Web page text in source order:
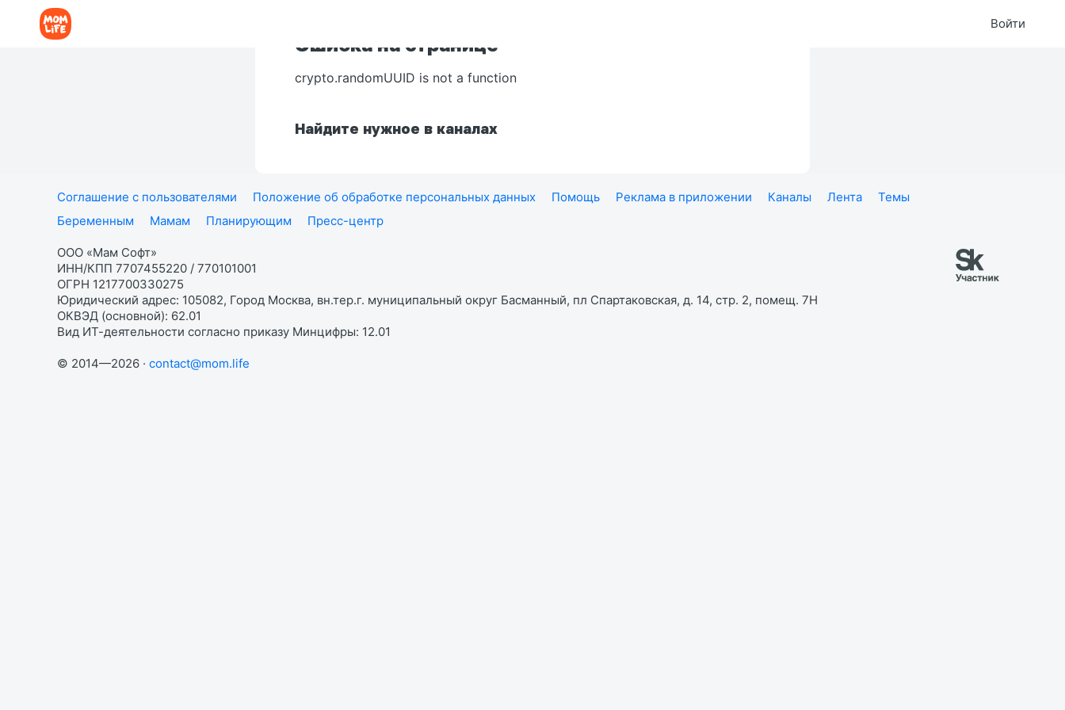
Войти
Ошибка на странице
crypto.randomUUID is not a function
Найдите нужное в каналах
Соглашение с пользователями Положение об обработке персональных данных Помощь Реклама в приложении Каналы Лента
Темы
Беременным
Мамам Планирующим Пресс-центр
ООО «Мам Софт»
ИНН/КПП 7707455220 / 770101001
ОГРН 1217700330275
Юридический адрес: 105082, Город Москва, вн.тер.г. муниципальный округ Басманный, пл Спартаковская, д. 14, стр. 2, помещ. 7Н
ОКВЭД (основной): 62.01
Вид ИТ-деятельности согласно приказу Минцифры: 12.01
© 2014—2026 · contact@mom.life